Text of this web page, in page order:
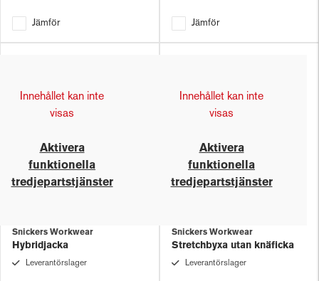
Jämför Jämför
Innehållet kan inte
visas
Aktivera
funktionella
tredjepartstjänster
Snickers Workwear
Hybridjacka
Leverantörslager
Innehållet kan inte
visas
Aktivera
funktionella
tredjepartstjänster
Snickers Workwear
Stretchbyxa utan knäficka
Leverantörslager